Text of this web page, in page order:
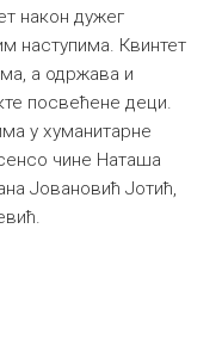
након дужег
наступима. Квинтет
а одржава и
посвећене деци.
у хуманитарне
чине Наташа
Јовановић Јотић,